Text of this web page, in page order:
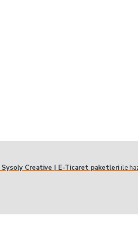
Sysoly Creative | E-Ticaret paketleriile